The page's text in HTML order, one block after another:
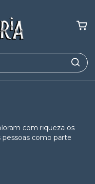
com riqueza os
como parte